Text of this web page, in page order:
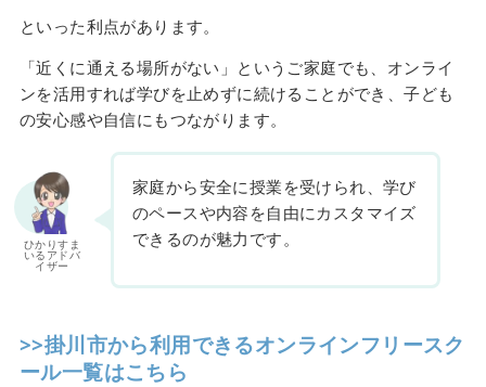
といった利点があります。
「近くに通える場所がない」というご家庭でも、オンライ
ンを活用すれば学びを止めずに続けることができ、子ども
の安心感や自信にもつながります。
ひかりすま
いるアドバ
イザー
家庭から安全に授業を受けられ、学び
のペースや内容を自由にカスタマイズ
できるのが魅力です。
>>掛川市から利用できるオンラインフリースク
ール一覧はこちら